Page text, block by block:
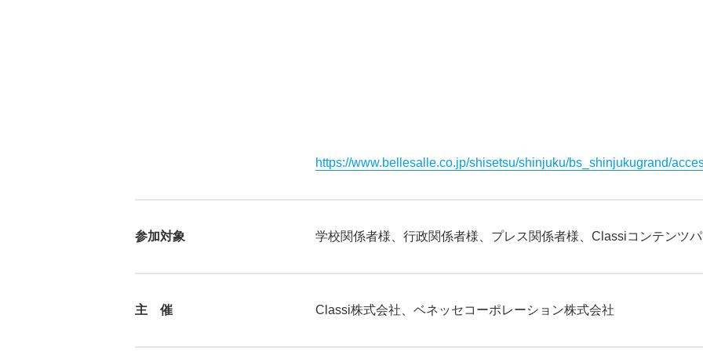
https://www.bellesalle.co.jp/shisetsu/shinjuku/bs_shinjukugrand/
参加対象 学校関係者様、行政関係者様、プレス関係者様、Classiコンテンツ
主 催 Classi株式会社、ベネッセコーポレーション株式会社